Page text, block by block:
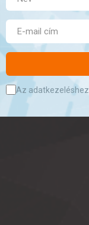
Az